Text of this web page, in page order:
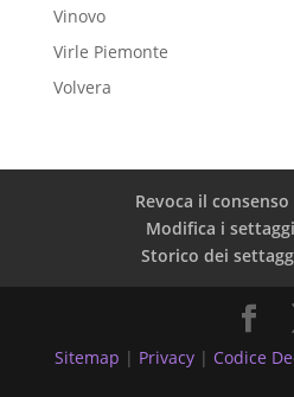
Vinovo
Virle Piemonte
Volvera
Revoca il
Modifica i
Storico dei
Sitemap | Privacy | Codice